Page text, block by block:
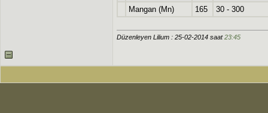
Mangan (Mn)
165 30 - 300
Düzenleyen Lilium : 25-02-2014 saat23:45